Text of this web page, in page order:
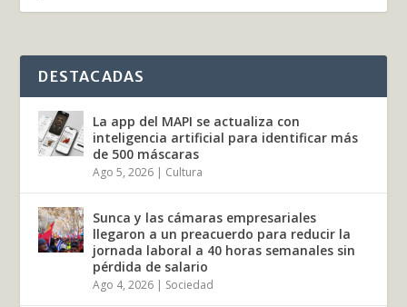
DESTACADAS
La app del MAPI se actualiza con
inteligencia artificial para identificar más
de 500 máscaras
Ago 5, 2026 | Cultura
Sunca y las cámaras empresariales
llegaron a un preacuerdo para reducir la
jornada laboral a 40 horas semanales sin
pérdida de salario
Ago 4, 2026 | Sociedad